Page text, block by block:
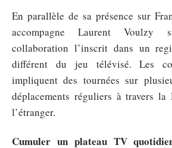
En parallèle de sa présence sur
accompagne Laurent Voulzy
collaboration l’inscrit dans un
différent du jeu télévisé. Les
impliquent des tournées sur
déplacements réguliers à travers
l’étranger.
Cumuler un plateau TV